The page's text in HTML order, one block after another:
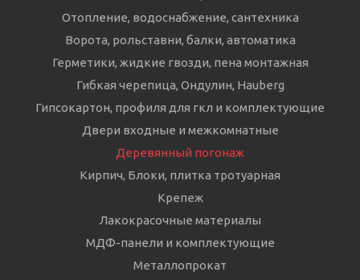
Отопление, водоснабжение, сантехника
Ворота, рольставни, балки, автоматика
Герметики, жидкие гвозди, пена монтажная
Гибкая черепица, Ондулин, Hauberg
Гипсокартон, профиля для гкл и комплектующие
Двери входные и межкомнатные
Деревянный погонаж
Кирпич, Блоки, плитка тротуарная
Крепеж
Лакокрасочные материалы
МДФ-панели и комплектующие
Металлопрокат